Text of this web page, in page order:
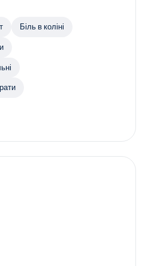
Біль в коліні